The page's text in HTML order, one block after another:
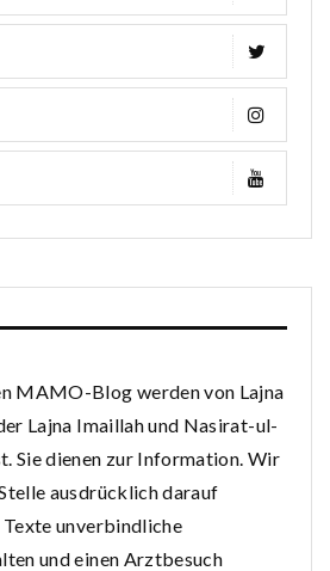
MAMO-Blog werden von Lajna
Lajna Imaillah und Nasirat-ul-
Sie dienen zur Information. Wir
ausdrücklich darauf
Texte unverbindliche
und einen Arztbesuch